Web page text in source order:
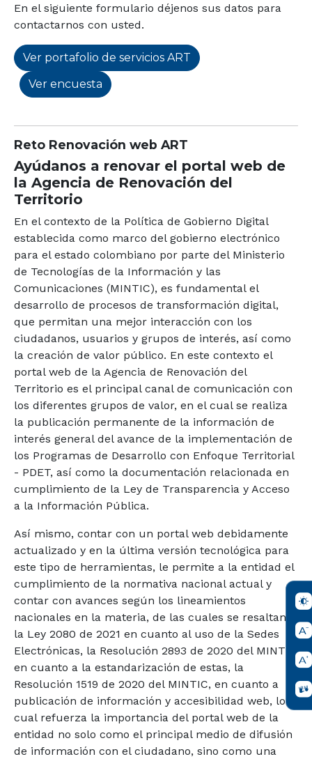
En el siguiente formulario déjenos sus datos para
contactarnos con usted.
Ver portafolio de servicios ART
Ver encuesta
Reto Renovación web ART
Ayúdanos a renovar el portal web de
la Agencia de Renovación del
Territorio
En el contexto de la Política de Gobierno Digital
establecida como marco del gobierno electrónico
para el estado colombiano por parte del Ministerio
de Tecnologías de la Información y las
Comunicaciones (MINTIC), es fundamental el
desarrollo de procesos de transformación digital,
que permitan una mejor interacción con los
ciudadanos, usuarios y grupos de interés, así como
la creación de valor público. En este contexto el
portal web de la Agencia de Renovación del
Territorio es el principal canal de comunicación con
los diferentes grupos de valor, en el cual se realiza
la publicación permanente de la información de
interés general del avance de la implementación de
los Programas de Desarrollo con Enfoque Territorial
- PDET, así como la documentación relacionada en
cumplimiento de la Ley de Transparencia y Acceso
a la Información Pública.
Así mismo, contar con un portal web debidamente
actualizado y en la última versión tecnológica para
este tipo de herramientas, le permite a la entidad el
cumplimiento de la normativa nacional actual y
contar con avances según los lineamientos
nacionales en la materia, de las cuales se resaltan
la Ley 2080 de 2021 en cuanto al uso de la Sedes
Electrónicas, la Resolución 2893 de 2020 del MINTIC
en cuanto a la estandarización de estas, la
Resolución 1519 de 2020 del MINTIC, en cuanto a
publicación de información y accesibilidad web, lo
cual refuerza la importancia del portal web de la
entidad no solo como el principal medio de difusión
de información con el ciudadano, sino como una